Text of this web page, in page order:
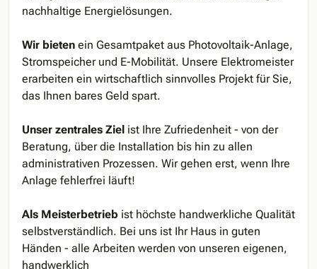
nachhaltige Energielösungen.
Wir bieten ein Gesamtpaket aus Photovoltaik-Anlage,
Stromspeicher und E-Mobilität. Unsere Elektromeister
erarbeiten ein wirtschaftlich sinnvolles Projekt für Sie,
das Ihnen bares Geld spart.
Unser zentrales Ziel ist Ihre Zufriedenheit - von der
Beratung, über die Installation bis hin zu allen
administrativen Prozessen. Wir gehen erst, wenn Ihre
Anlage fehlerfrei läuft!
Als Meisterbetrieb ist höchste handwerkliche Qualität
selbstverständlich. Bei uns ist Ihr Haus in guten
Händen - alle Arbeiten werden von unseren eigenen,
handwerklich